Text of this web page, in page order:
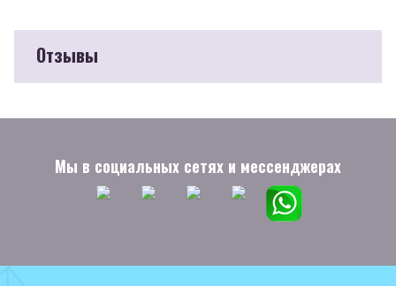
Отзывы
Мы в социальных сетях и мессенджерах